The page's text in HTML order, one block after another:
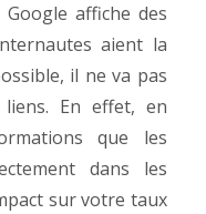
affiche des
aient la
il ne va pas
En effet, en
que les
dans les
sur votre taux